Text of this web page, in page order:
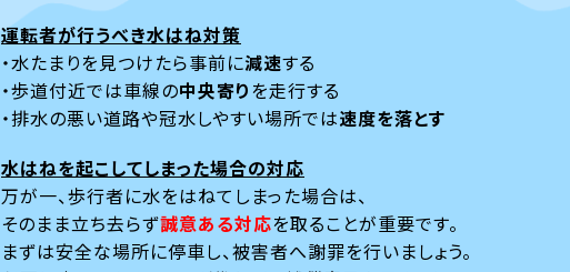
運転者が行うべき水はね対策
・水たまりを見つけたら事前に減速する
・歩道付近では車線の中央寄りを走行する
・排水の悪い道路や冠水しやすい場所では速度を落とす
水はねを起こしてしまった場合の対応
万が一、歩行者に水をはねてしまった場合は、
そのまま立ち去らず誠意ある対応を取ることが重要です。
まずは安全な場所に停車し、被害者へ謝罪を行いましょう。